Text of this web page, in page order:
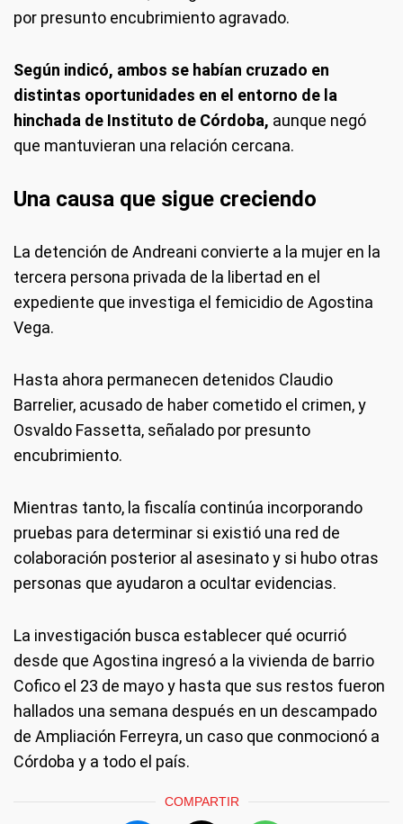
por presunto encubrimiento agravado.
Según indicó, ambos se habían cruzado en
distintas oportunidades en el entorno de la
hinchada de Instituto de Córdoba, aunque negó
que mantuvieran una relación cercana.
Una causa que sigue creciendo
La detención de Andreani convierte a la mujer en la
tercera persona privada de la libertad en el
expediente que investiga el femicidio de Agostina
Vega.
Hasta ahora permanecen detenidos Claudio
Barrelier, acusado de haber cometido el crimen, y
Osvaldo Fassetta, señalado por presunto
encubrimiento.
Mientras tanto, la fiscalía continúa incorporando
pruebas para determinar si existió una red de
colaboración posterior al asesinato y si hubo otras
personas que ayudaron a ocultar evidencias.
La investigación busca establecer qué ocurrió
desde que Agostina ingresó a la vivienda de barrio
Cofico el 23 de mayo y hasta que sus restos fueron
hallados una semana después en un descampado
de Ampliación Ferreyra, un caso que conmocionó a
Córdoba y a todo el país.
COMPARTIR